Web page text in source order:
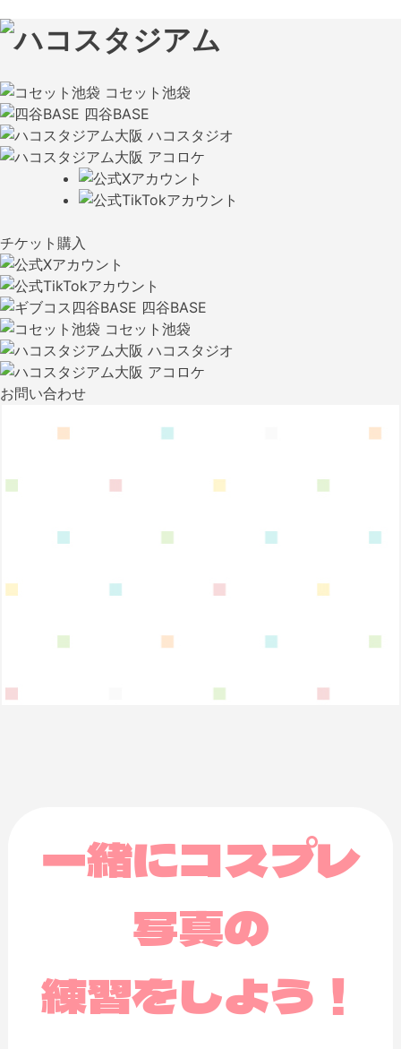
コセット池袋
四谷BASE
ハコスタジオ
アコロケ
チケット購入
四谷BASE
コセット池袋
ハコスタジオ
アコロケ
お問い合わせ
一緒にコスプレ
写真の
練習をしよう！